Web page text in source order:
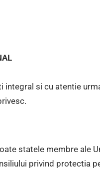
si cu atentie
statele membre ale
privind protectia